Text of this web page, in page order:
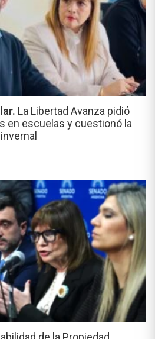
La Libertad Avanza pidió
en escuelas y cuestionó la